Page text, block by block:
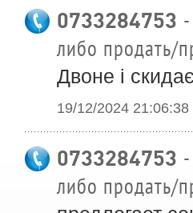
0733284753
либо продать/
Двоне і скидає
19/12/2024 21:06:38
0733284753
либо продать/